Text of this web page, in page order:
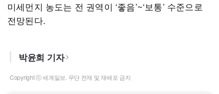
미세먼지 농도는 전 권역이 ‘좋음’~‘보통’ 수준으로
전망된다.
박윤희 기자
Copyright ⓒ 세계일보. 무단 전재 및 재배포 금지